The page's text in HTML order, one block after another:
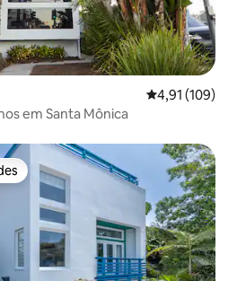
4,91 de uma
4,91 (109)
em Santa Mônica
dos hóspedes